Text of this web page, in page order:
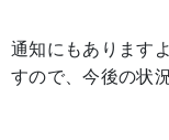
通知にもあります
すので、今後の状